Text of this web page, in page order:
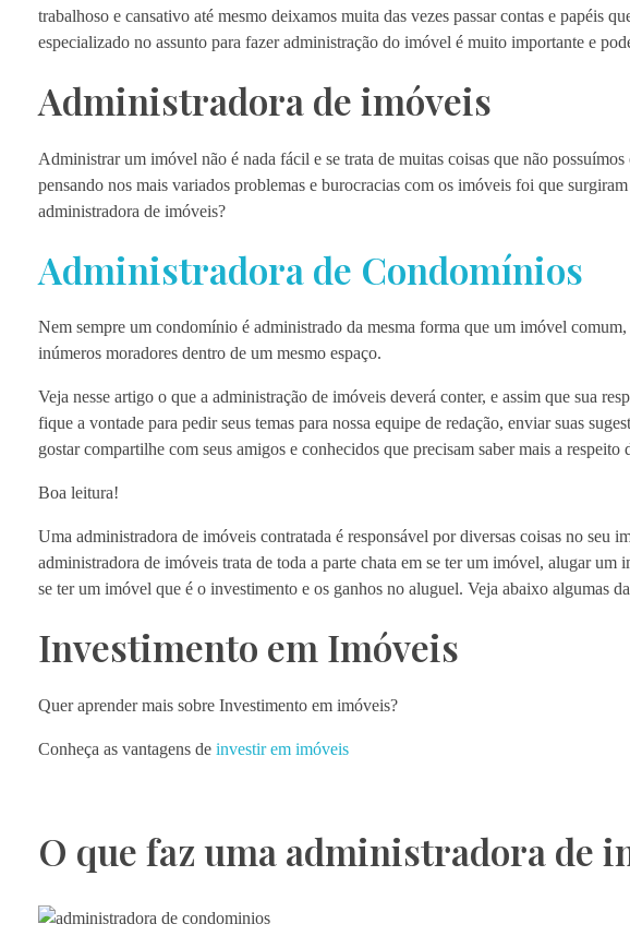
trabalhoso e cansativo até mesmo deixamos muita das vezes passar contas e papéis
especializado no assunto para fazer administração do imóvel é muito importante e
Administradora de imóveis
Administrar um imóvel não é nada fácil e se trata de muitas coisas que não
pensando nos mais variados problemas e burocracias com os imóveis foi que
administradora de imóveis?
Administradora de Condomínios
Nem sempre um condomínio é administrado da mesma forma que um imóvel
inúmeros moradores dentro de um mesmo espaço.
Veja nesse artigo o que a administração de imóveis deverá conter, e assim que sua
fique a vontade para pedir seus temas para nossa equipe de redação, enviar suas
gostar compartilhe com seus amigos e conhecidos que precisam saber mais a respeito
Boa leitura!
Uma administradora de imóveis contratada é responsável por diversas coisas no seu
administradora de imóveis trata de toda a parte chata em se ter um imóvel, alugar
se ter um imóvel que é o investimento e os ganhos no aluguel. Veja abaixo algumas
Investimento em Imóveis
Quer aprender mais sobre Investimento em imóveis?
Conheça as vantagens de investir em imóveis
O que faz uma administradora de